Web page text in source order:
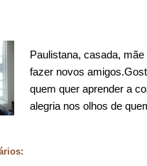
Paulistana, casada,
fazer novos
quem quer aprender a
alegria nos olhos de